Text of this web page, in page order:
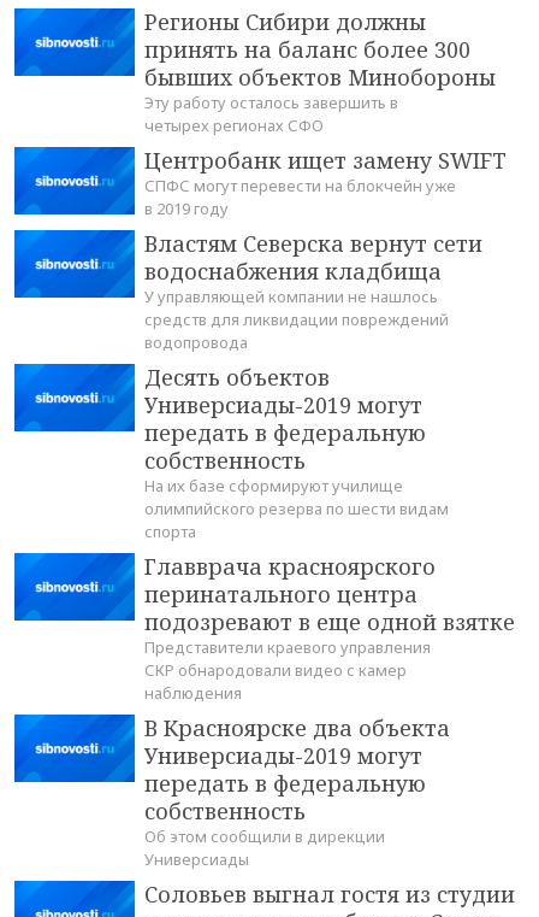
Регионы Сибири должны
принять на баланс более 300
бывших объектов Минобороны
Эту работу осталось завершить в
четырех регионах СФО
Центробанк ищет замену SWIFT
СПФС могут перевести на блокчейн уже
в 2019 году
Властям Северска вернут сети
водоснабжения кладбища
У управляющей компании не нашлось
средств для ликвидации повреждений
водопровода
Десять объектов
Универсиады-2019 могут
передать в федеральную
собственность
На их базе сформируют училище
олимпийского резерва по шести видам
спорта
Главврача красноярского
перинатального центра
подозревают в еще одной взятке
Представители краевого управления
СКР обнародовали видео с камер
наблюдения
В Красноярске два объекта
Универсиады-2019 могут
передать в федеральную
собственность
Об этом сообщили в дирекции
Универсиады
Соловьев выгнал гостя из студии